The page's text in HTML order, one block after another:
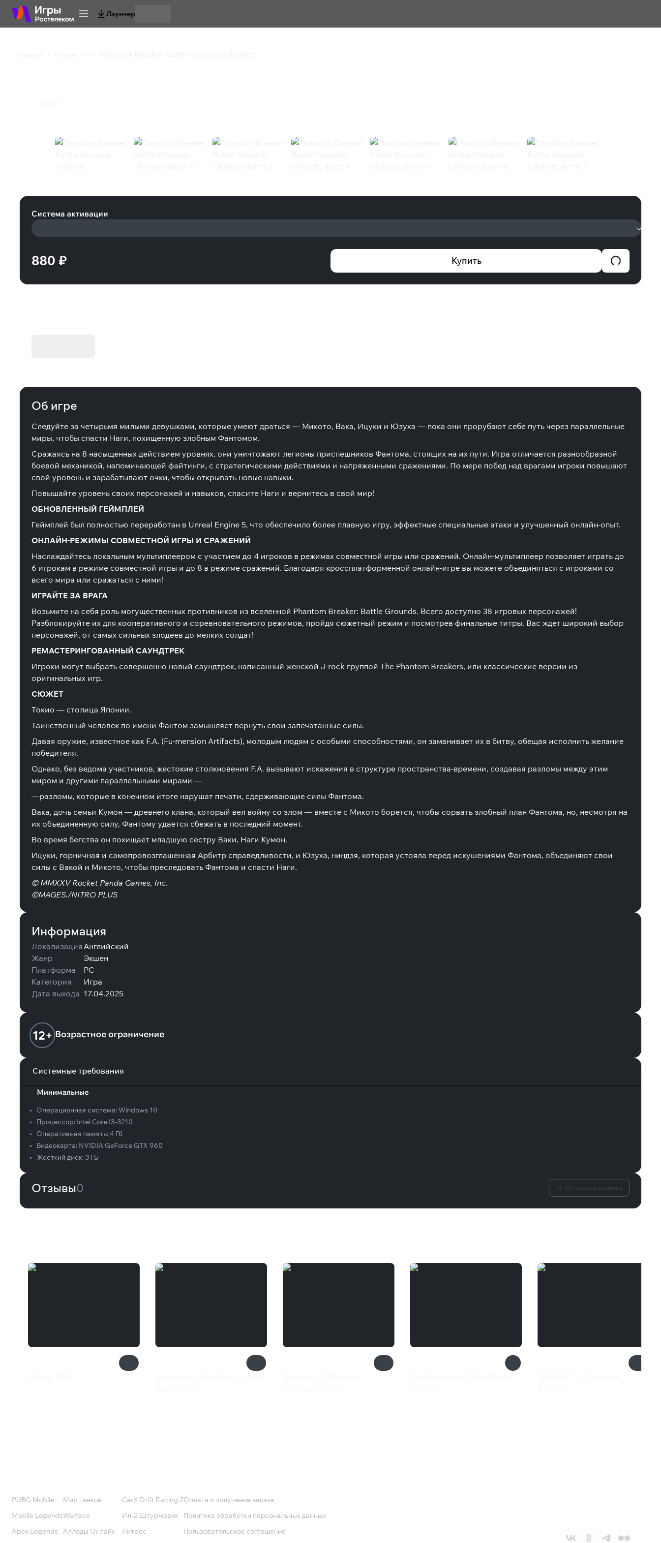
Лаунчер
Система активации
880 ₽ Купить
Об игре
Следуйте за четырьмя милыми девушками, которые умеют драться — Микото, Вака, Ицуки и Юзуха — пока они прорубают себе путь через параллельные
миры, чтобы спасти Наги, похищенную злобным Фантомом.
Сражаясь на 8 насыщенных действием уровнях, они уничтожают легионы приспешников Фантома, стоящих на их пути. Игра отличается разнообразной
боевой механикой, напоминающей файтинги, с стратегическими действиями и напряженными сражениями. По мере побед над врагами игроки повышают
свой уровень и зарабатывают очки, чтобы открывать новые навыки.
Повышайте уровень своих персонажей и навыков, спасите Наги и вернитесь в свой мир!
ОБНОВЛЕННЫЙ ГЕЙМПЛЕЙ
Геймплей был полностью переработан в Unreal Engine 5, что обеспечило более плавную игру, эффектные специальные атаки и улучшенный онлайн-опыт.
ОНЛАЙН-РЕЖИМЫ СОВМЕСТНОЙ ИГРЫ И СРАЖЕНИЙ
Наслаждайтесь локальным мультиплеером с участием до 4 игроков в режимах совместной игры или сражений. Онлайн-мультиплеер позволяет играть до
6 игрокам в режиме совместной игры и до 8 в режиме сражений. Благодаря кроссплатформенной онлайн-игре вы можете объединяться с игроками со
всего мира или сражаться с ними!
ИГРАЙТЕ ЗА ВРАГА
Возьмите на себя роль могущественных противников из вселенной Phantom Breaker: Battle Grounds. Всего доступно 38 игровых персонажей!
Разблокируйте их для кооперативного и соревновательного режимов, пройдя сюжетный режим и посмотрев финальные титры. Вас ждет широкий выбор
персонажей, от самых сильных злодеев до мелких солдат!
РЕМАСТЕРИНГОВАННЫЙ САУНДТРЕК
Игроки могут выбрать совершенно новый саундтрек, написанный женской J-rock группой The Phantom Breakers, или классические версии из
оригинальных игр.
СЮЖЕТ
Токио — столица Японии.
Таинственный человек по имени Фантом замышляет вернуть свои запечатанные силы.
Давая оружие, известное как F.A. (Fu-mension Artifacts), молодым людям с особыми способностями, он заманивает их в битву, обещая исполнить желание
победителя.
Однако, без ведома участников, жестокие столкновения F.A. вызывают искажения в структуре пространства-времени, создавая разломы между этим
миром и другими параллельными мирами —
―разломы, которые в конечном итоге нарушат печати, сдерживающие силы Фантома.
Вака, дочь семьи Кумон ― древнего клана, который вел войну со злом ― вместе с Микото борется, чтобы сорвать злобный план Фантома, но, несмотря на
их объединенную силу, Фантому удается сбежать в последний момент.
Во время бегства он похищает младшую сестру Ваки, Наги Кумон.
Ицуки, горничная и самопровозглашенная Арбитр справедливости, и Юзуха, ниндзя, которая устояла перед искушениями Фантома, объединяют свои
силы с Вакой и Микото, чтобы преследовать Фантома и спасти Наги.
© MMXXV Rocket Panda Games, Inc.
©MAGES./NITRO PLUS
Информация
ЛокализацияАнглийский
Жанр
Экшен
Платформа
PC
Категория
Игра
Дата выхода 17.04.2025
12+ Возрастное ограничение
Системные требования
Минимальные
• Операционная система:Windows 10
•
Процессор: Intel Core I3-3210
•
Оперативная память:4 Гб
•
Видеокарта: NVIDIA GeForce GTX 960
•
Жесткий диск: 3 ГБ
Отзывы0
PUBG Mobile
Mobile Legends
Apex Legends
Мир танков
Warface
Аллоды Онлайн
CarX Drift Racing 2
Ил-2 Штурмовик
Литрес
Оплата и получение заказа
Политика обработки персональных данных
Пользовательское соглашение